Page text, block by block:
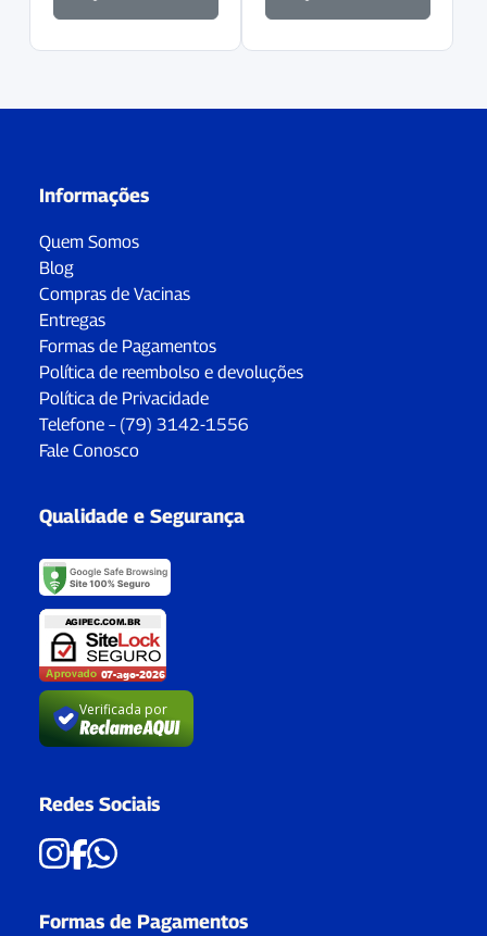
Informações
Quem Somos
Blog
Compras de Vacinas
Entregas
Formas de Pagamentos
Política de reembolso e devoluções
Política de Privacidade
Telefone – (79) 3142-1556
Fale Conosco
Qualidade e Segurança
Verificada por
Redes Sociais
Formas de Pagamentos